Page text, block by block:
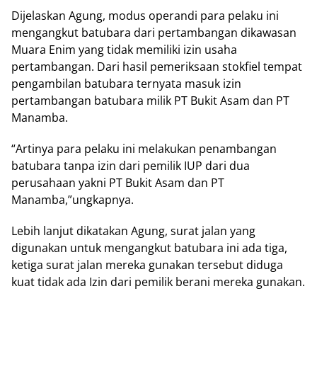
Dijelaskan Agung, modus operandi para pelaku ini
mengangkut batubara dari pertambangan dikawasan
Muara Enim yang tidak memiliki izin usaha
pertambangan. Dari hasil pemeriksaan stokfiel tempat
pengambilan batubara ternyata masuk izin
pertambangan batubara milik PT Bukit Asam dan PT
Manamba.
“Artinya para pelaku ini melakukan penambangan
batubara tanpa izin dari pemilik IUP dari dua
perusahaan yakni PT Bukit Asam dan PT
Manamba,”ungkapnya.
Lebih lanjut dikatakan Agung, surat jalan yang
digunakan untuk mengangkut batubara ini ada tiga,
ketiga surat jalan mereka gunakan tersebut diduga
kuat tidak ada Izin dari pemilik berani mereka gunakan.